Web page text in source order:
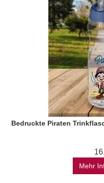
Bedruckte Piraten
Mehr